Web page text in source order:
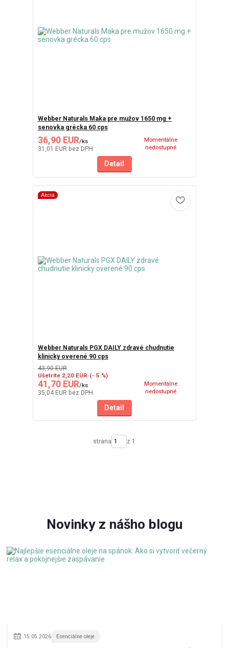
Webber Naturals Maka pre mužov 1650 mg +
senovka grécka 60 cps
36,90 EUR/ks
31,01 EUR bez DPH
Momentálne
nedostupné
Detail
Akcia
Webber Naturals PGX DAILY zdravé chudnutie
klinicky overené 90 cps
43,90 EUR
Ušetríte 2,20 EUR (- 5 %)
41,70 EUR/ks
35,04 EUR bez DPH
Momentálne
nedostupné
Detail
strana z 1
Novinky z nášho blogu
15.05.2026 Esenciálne oleje